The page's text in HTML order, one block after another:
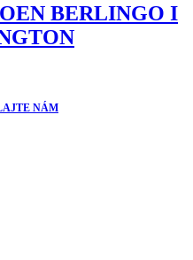
BERLINGO I
NÁM